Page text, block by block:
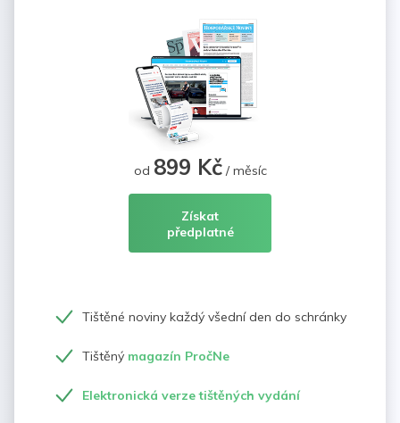
od 899 Kč/ měsíc
Získat
předplatné
Tištěné noviny každý všední den do schránky
Tištěný magazín PročNe
Elektronická verze tištěných vydání